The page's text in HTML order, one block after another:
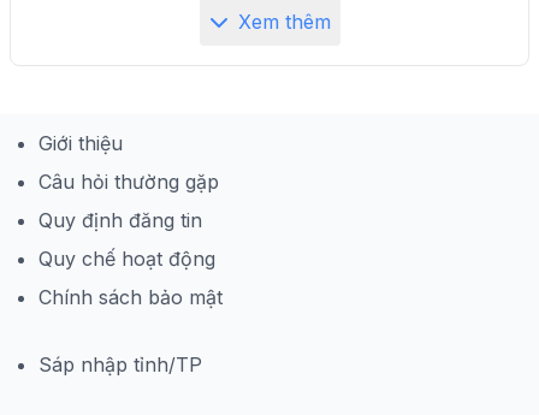
Xem thêm
Giới thiệu
Câu hỏi thường gặp
Quy định đăng tin
Quy chế hoạt động
Chính sách bảo mật
Sáp nhập tỉnh/TP